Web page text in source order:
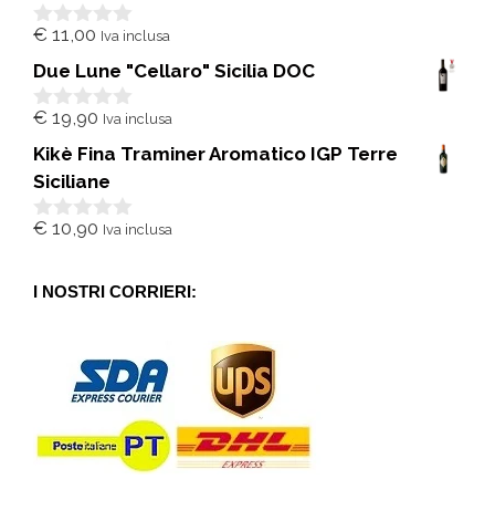
0
u
5
€ 11,00 Iva inclusa
Due Lune "Cellaro" Sicilia DOC
0
u
5
€ 19,90 Iva inclusa
Kikè Fina Traminer Aromatico IGP Terre
Siciliane
0
5
€ 10,90 Iva inclusa
I NOSTRI CORRIERI: